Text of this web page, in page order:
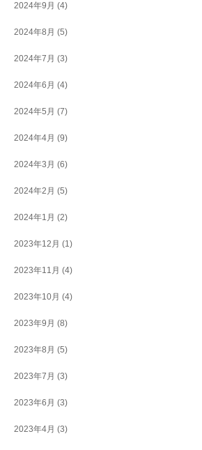
2024年9月 (4)
2024年8月 (5)
2024年7月 (3)
2024年6月 (4)
2024年5月 (7)
2024年4月 (9)
2024年3月 (6)
2024年2月 (5)
2024年1月 (2)
2023年12月 (1)
2023年11月 (4)
2023年10月 (4)
2023年9月 (8)
2023年8月 (5)
2023年7月 (3)
2023年6月 (3)
2023年4月 (3)